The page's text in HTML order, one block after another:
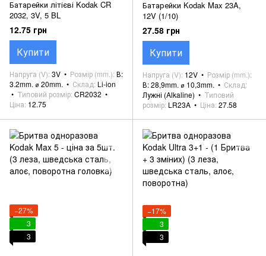
Батарейки літієві Kodak CR
2032, 3V, 5 BL
12.75 грн
Купити
Напруга (V) 3V Розмір (mm.) В:
3.2mm. ⌀ 20mm.
Склад Li-ion
Типовий розмір CR2032
Ціна 12.75
Батарейки Kodak Max 23A,
12V (1/10)
27.58 грн
Купити
Напруга (V) 12V
Розмір (mm.)
В: 28,9mm. ⌀ 10,3mm.
Склад
Лужні (Alkaline)
Типовий
розмір LR23A Ціна 27.58
−27%
3
3
−17%
3
3